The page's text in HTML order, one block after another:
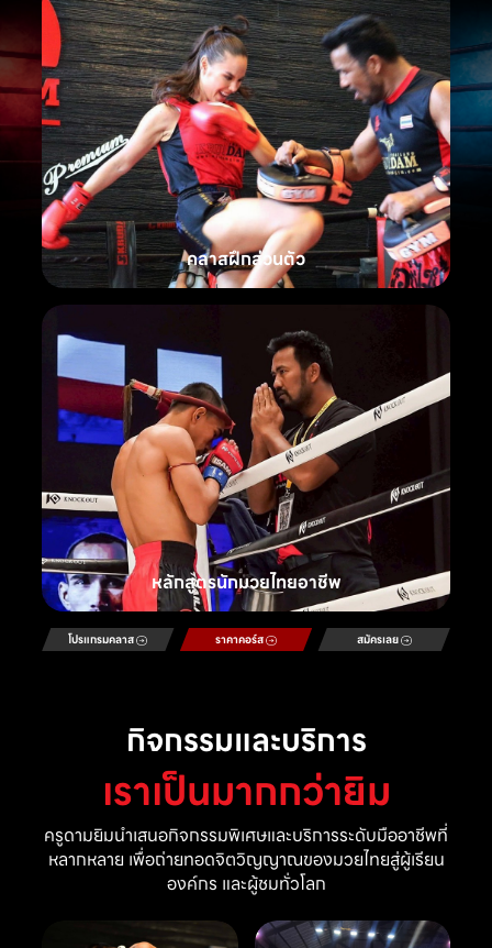
คลาสฝึกส่วนตัว
หลักสูตรนักมวยไทยอาชีพ
โปรแกรมคลาส ราคาคอร์ส สมัครเลย
กิจกรรมและบริการ
เราเป็นมากกว่ายิม
ครูดามยิมนำเสนอกิจกรรมพิเศษและบริการระดับมืออาชีพที่
หลากหลาย เพื่อถ่ายทอดจิตวิญญาณของมวยไทยสู่ผู้เรียน
องค์กร และผู้ชมทั่วโลก